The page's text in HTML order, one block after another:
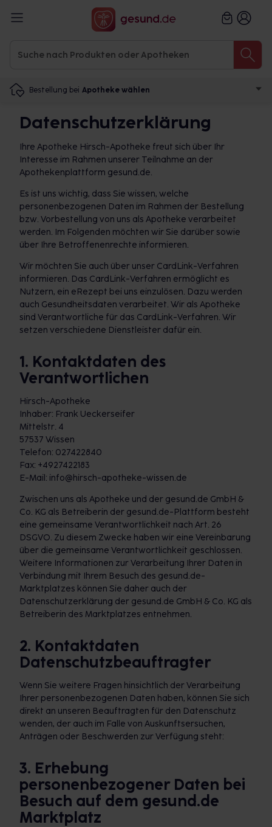
Bestellung bei Apotheke wählen
Datenschutzerklärung
Ihre Apotheke Hirsch-Apotheke freut sich über Ihr
Interesse im Rahmen unserer Teilnahme an der
Apothekenplattform gesund.de.
Es ist uns wichtig, dass Sie wissen, welche
personenbezogenen Daten im Rahmen der Bestellung
bzw. Vorbestellung von uns als Apotheke verarbeitet
werden. Im Folgenden möchten wir Sie darüber sowie
über Ihre Betroffenenrechte informieren.
Wir möchten Sie auch über unser CardLink-Verfahren
informieren. Das CardLink-Verfahren ermöglicht es
Nutzern, ein eRezept bei uns einzulösen. Dazu werden
auch Gesundheitsdaten verarbeitet. Wir als Apotheke
sind Verantwortliche für das CardLink-Verfahren. Wir
setzen verschiedene Dienstleister dafür ein.
1. Kontaktdaten des
Verantwortlichen
Hirsch-Apotheke
Inhaber: Frank Ueckerseifer
Mittelstr. 4
57537 Wissen
Telefon: 027422840
Fax: +4927422183
E-Mail: info@hirsch-apotheke-wissen.de
Zwischen uns als Apotheke und der gesund.de GmbH &
Co. KG als Betreiberin der gesund.de-Plattform besteht
eine gemeinsame Verantwortlichkeit nach Art. 26
DSGVO. Zu diesem Zwecke haben wir eine Vereinbarung
über die gemeinsame Verantwortlichkeit geschlossen.
Weitere Informationen zur Verarbeitung Ihrer Daten in
Verbindung mit Ihrem Besuch des gesund.de-
Marktplatzes können Sie daher auch der
Datenschutzerklärung der gesund.de GmbH & Co. KG als
Betreiberin des Marktplatzes entnehmen.
2. Kontaktdaten
Datenschutzbeauftragter
Wenn Sie weitere Fragen hinsichtlich der Verarbeitung
Ihrer personenbezogenen Daten haben, können Sie sich
direkt an unseren Beauftragten für den Datenschutz
wenden, der auch im Falle von Auskunftsersuchen,
Anträgen oder Beschwerden zur Verfügung steht:
3. Erhebung
personenbezogener Daten bei
Besuch auf dem gesund.de
Marktplatz